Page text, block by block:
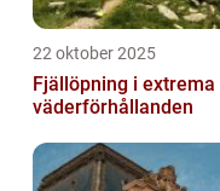
22 oktober 2025
Fjällöpning i extrema
väderförhållanden